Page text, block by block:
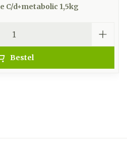
C/d+metabolic 1,5kg
Bestel